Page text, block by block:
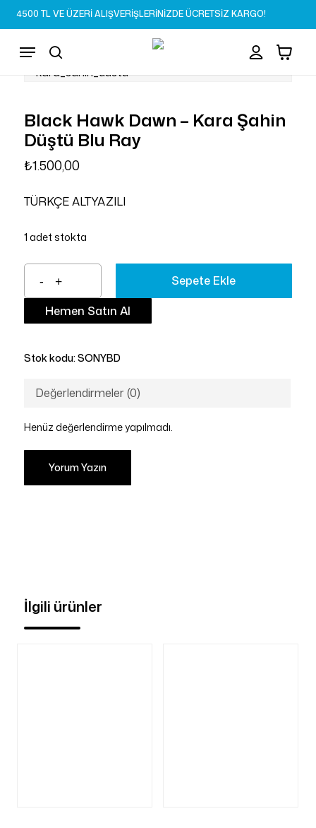
Skip
to
content
4500 TL VE ÜZERİ ALIŞVERİŞLERİNİZDE ÜCRETSİZ KARGO!
search
Menu Sepet Close
Cart
Black Hawk Dawn – Kara Şahin
Düştü Blu Ray
₺1.500,00
TÜRKÇE ALTYAZILI
1 adet stokta
Sepete Ekle
Hemen Satın Al
Stok kodu: SONYBD
Değerlendirmeler (0)
Henüz değerlendirme yapılmadı.
Yorum Yazın
İlgili ürünler